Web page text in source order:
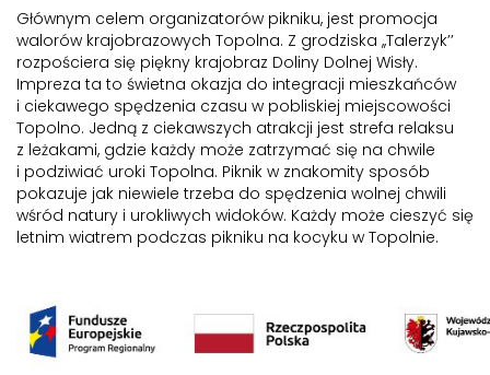
Głównym celem organizatorów pikniku, jest promocja
walorów krajobrazowych Topolna. Z grodziska ,,Talerzyk’’
rozpościera się piękny krajobraz Doliny Dolnej Wisły.
Impreza ta to świetna okazja do integracji mieszkańców
i ciekawego spędzenia czasu w pobliskiej miejscowości
Topolno. Jedną z ciekawszych atrakcji jest strefa relaksu
z leżakami, gdzie każdy może zatrzymać się na chwile
i podziwiać uroki Topolna. Piknik w znakomity sposób
pokazuje jak niewiele trzeba do spędzenia wolnej chwili
wśród natury i urokliwych widoków. Każdy może cieszyć się
letnim wiatrem podczas pikniku na kocyku w Topolnie.